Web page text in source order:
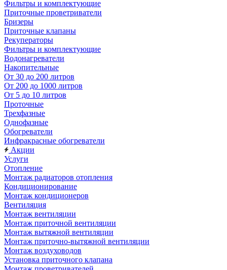
Фильтры и комплектующие
Приточные проветриватели
Бризеры
Приточные клапаны
Рекуператоры
Фильтры и комплектующие
Водонагреватели
Накопительные
От 30 до 200 литров
От 200 до 1000 литров
От 5 до 10 литров
Проточные
Трехфазные
Однофазные
Обогреватели
Инфракрасные обогреватели
Акции
Услуги
Отопление
Монтаж радиаторов отопления
Кондиционирование
Монтаж кондиционеров
Вентиляция
Монтаж вентиляции
Монтаж приточной вентиляции
Монтаж вытяжной вентиляции
Монтаж приточно-вытяжной вентиляции
Монтаж воздуховодов
Установка приточного клапана